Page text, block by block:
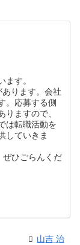
ます。
ります。会社
。応募する側
りますので、
は転職活動を
していきま
ぜひごらんくだ
山吉 治